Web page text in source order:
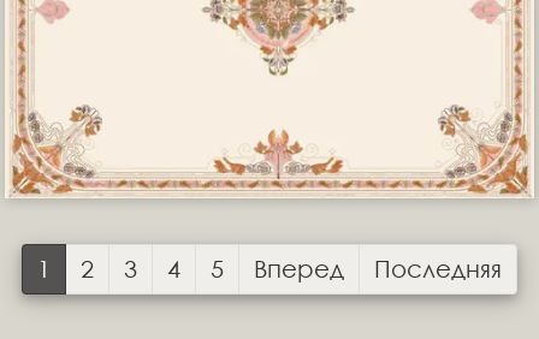
1 2 3 4 5 Вперед Последняя